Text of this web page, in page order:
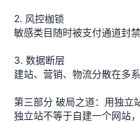
2. 风控枷锁
敏感类目随时被支付通道封
3. 数据断层
建站、营销、物流分散在多
第三部分 破局之道：用独立
独立站不等于自建一个网站